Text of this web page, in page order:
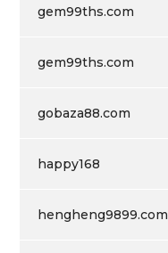
gem99ths.com
gem99ths.com
gobaza88.com
happy168
hengheng9899.com